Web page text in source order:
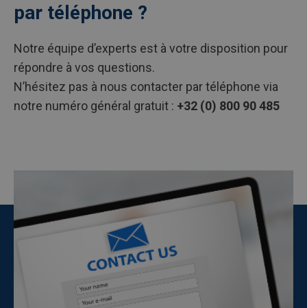
par téléphone ?
Notre équipe d’experts est à votre disposition pour
répondre à vos questions.
N’hésitez pas à nous contacter par téléphone via
notre numéro général gratuit : +32 (0) 800 90 485